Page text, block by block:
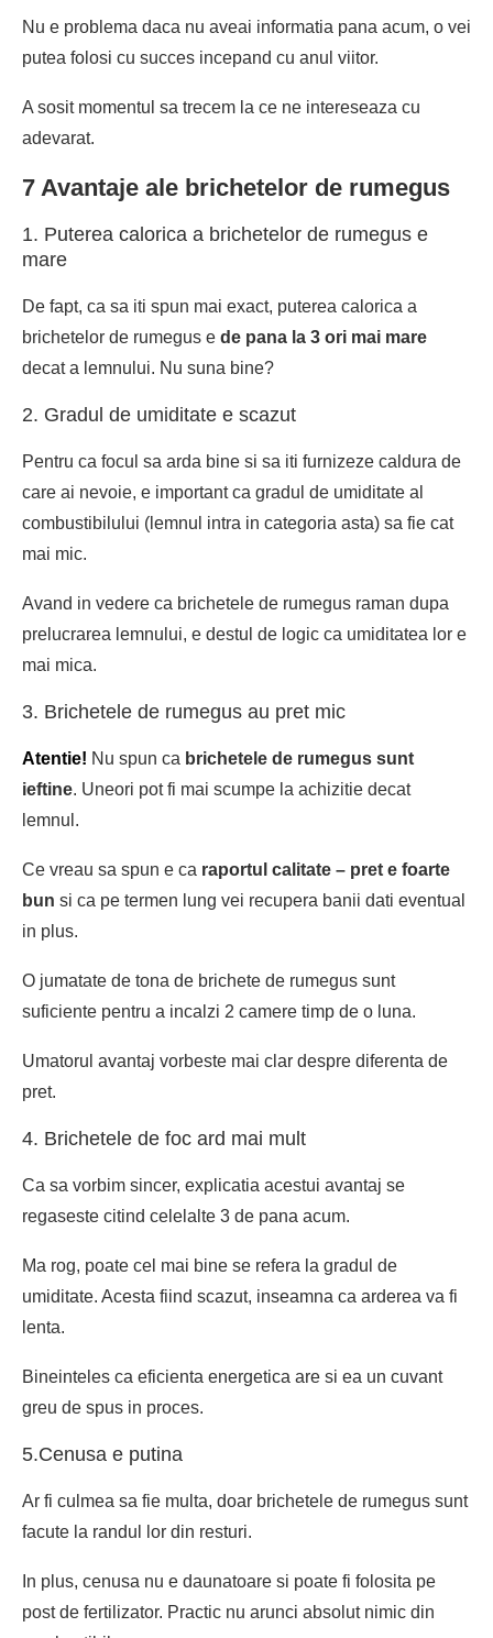
Nu e problema daca nu aveai informatia pana acum, o vei
putea folosi cu succes incepand cu anul viitor.
A sosit momentul sa trecem la ce ne intereseaza cu
adevarat.
7 Avantaje ale brichetelor de rumegus
1. Puterea calorica a brichetelor de rumegus e
mare
De fapt, ca sa iti spun mai exact, puterea calorica a
brichetelor de rumegus e de pana la 3 ori mai mare
decat a lemnului. Nu suna bine?
2. Gradul de umiditate e scazut
Pentru ca focul sa arda bine si sa iti furnizeze caldura de
care ai nevoie, e important ca gradul de umiditate al
combustibilului (lemnul intra in categoria asta) sa fie cat
mai mic.
Avand in vedere ca brichetele de rumegus raman dupa
prelucrarea lemnului, e destul de logic ca umiditatea lor e
mai mica.
3. Brichetele de rumegus au pret mic
Atentie! Nu spun ca brichetele de rumegus sunt
ieftine. Uneori pot fi mai scumpe la achizitie decat
lemnul.
Ce vreau sa spun e ca raportul calitate – pret e foarte
bun si ca pe termen lung vei recupera banii dati eventual
in plus.
O jumatate de tona de brichete de rumegus sunt
suficiente pentru a incalzi 2 camere timp de o luna.
Umatorul avantaj vorbeste mai clar despre diferenta de
pret.
4. Brichetele de foc ard mai mult
Ca sa vorbim sincer, explicatia acestui avantaj se
regaseste citind celelalte 3 de pana acum.
Ma rog, poate cel mai bine se refera la gradul de
umiditate. Acesta fiind scazut, inseamna ca arderea va fi
lenta.
Bineinteles ca eficienta energetica are si ea un cuvant
greu de spus in proces.
5.Cenusa e putina
Ar fi culmea sa fie multa, doar brichetele de rumegus sunt
facute la randul lor din resturi.
In plus, cenusa nu e daunatoare si poate fi folosita pe
post de fertilizator. Practic nu arunci absolut nimic din